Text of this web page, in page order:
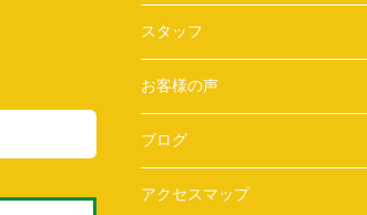
スタッフ
お客様の声
ブログ
アクセスマップ